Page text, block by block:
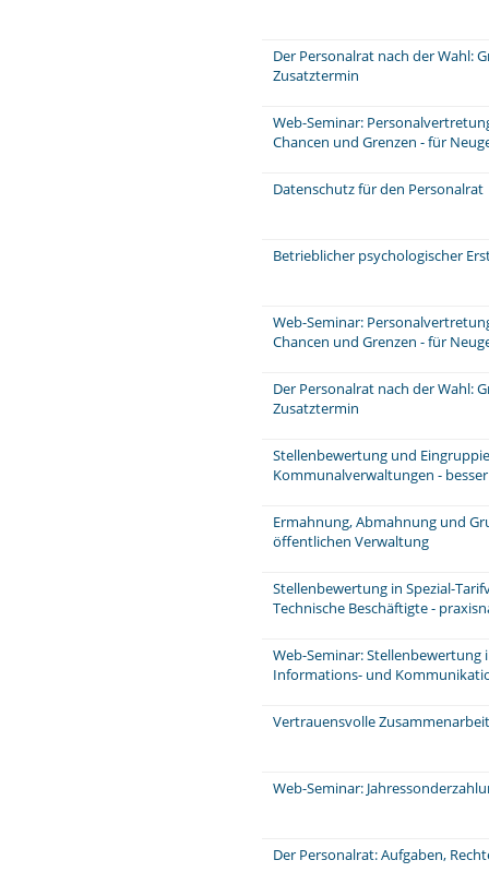
Der Personalrat nach der Wahl:
Zusatztermin
Web-Seminar:
Chancen und Grenzen - für
Datenschutz für den Personalrat
Betrieblicher psychologischer
Web-Seminar:
Chancen und Grenzen - für
Der Personalrat nach der Wahl:
Zusatztermin
Stellenbewertung und
Kommunalverwaltungen -
Ermahnung, Abmahnung und
öffentlichen Verwaltung
Stellenbewertung in Spezial-
Technische Beschäftigte -
Web-Seminar: Stellenbewertung
Informations- und
Vertrauensvolle
Web-Seminar:
Der Personalrat: Aufgaben,